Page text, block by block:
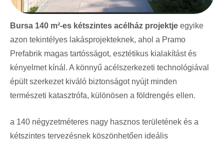
Bursa 140 m²-es kétszintes acélház projektje egyike
azon tekintélyes lakásprojekteknek, ahol a Pramo
Prefabrik magas tartósságot, esztétikus kialakítást és
kényelmet kínál. A könnyű acélszerkezeti technológiával
épült szerkezet kiváló biztonságot nyújt minden
természeti katasztrófa, különösen a földrengés ellen.
a 140 négyzetméteres nagy hasznos területének és a
kétszintes tervezésnek köszönhetően ideális